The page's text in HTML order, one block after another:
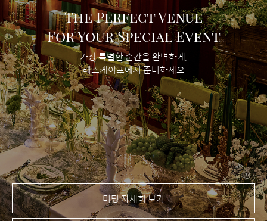
The Perfect Venue
For Your Special Event
가장 특별한 순간을 완벽하게,
레스케이프에서 준비하세요
미팅 자세히 보기